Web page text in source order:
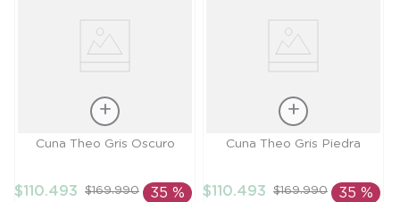
Talla
Cuna Theo Gris Oscuro
$110.493 $169.990 35 %
TallaCuna Theo Gris Piedra
$110.493 $169.990 35 %